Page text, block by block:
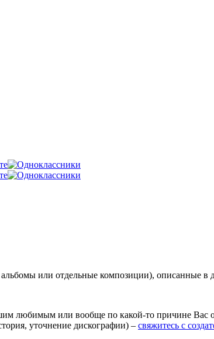
или отдельные композиции), описанные в
любимым или вообще по какой-то причине Вас
уточнение дискографии) – свяжитесь с